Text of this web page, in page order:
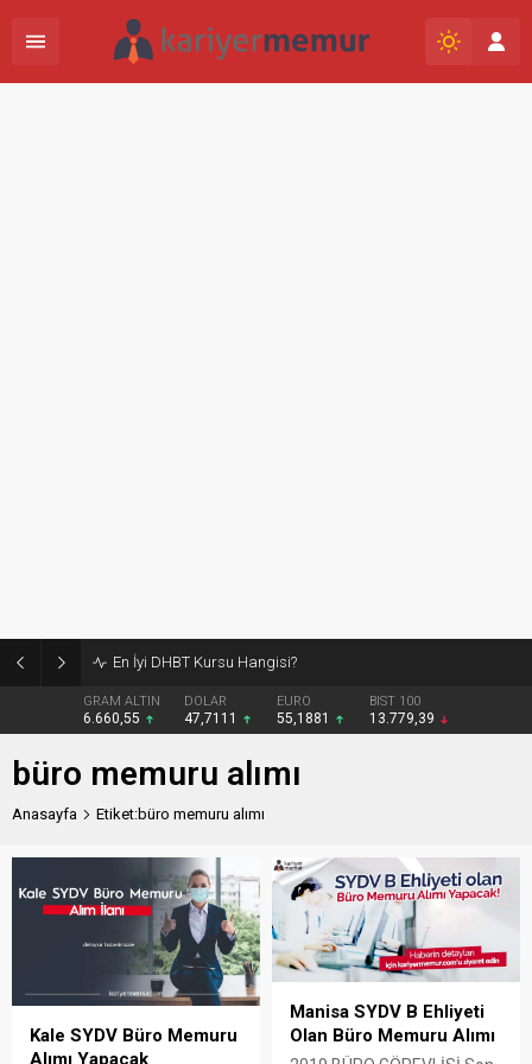
En İyi DHBT Kursu Hangisi?
GRAM ALTIN
6.660,55
DOLAR
47,7111
EURO
55,1881
BIST 100
13.779,39
büro memuru alımı
Anasayfa Etiket:büro memuru alımı
Kale SYDV Büro Memuru
Alımı Yapacak
Manisa SYDV B Ehliyeti
Olan Büro Memuru Alımı